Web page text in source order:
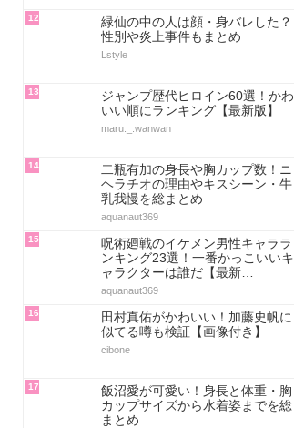
12
緑仙の中の人は顔・身バレした？
性別や炎上事件もまとめ
Lstyle
13
ジャンプ歴代ヒロイン60選！かわ
いい順にランキング【最新版】
maru._.wanwan
14
二瓶有加の身長や胸カップ数！ニ
ヘラチオの理由やキスシーン・牛
乳我慢を総まとめ
aquanaut369
15
呪術廻戦のイケメン男性キャララ
ンキング23選！一番かっこいいキ
ャラクターは誰だ【最新…
aquanaut369
16
田村真佑がかわいい！加藤史帆に
似てる噂も検証【画像付き】
cibone
17
飯沼愛が可愛い！身長と体重・胸
カップサイズから水着姿までを総
まとめ